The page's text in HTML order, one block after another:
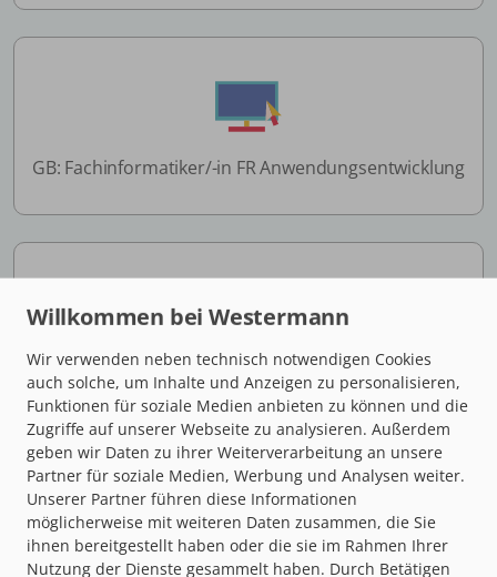
GB: Fachinformatiker/-in FR Anwendungsentwicklung
GB: Fachinformatiker/-in FR Systemintegration
Wir verwenden neben technisch notwendigen Cookies
auch solche, um Inhalte und Anzeigen zu personalisieren,
Funktionen für soziale Medien anbieten zu können und die
Zugriffe auf unserer Webseite zu analysieren. Außerdem
geben wir Daten zu ihrer Weiterverarbeitung an unsere
Partner für soziale Medien, Werbung und Analysen weiter.
Unserer Partner führen diese Informationen
möglicherweise mit weiteren Daten zusammen, die Sie
ihnen bereitgestellt haben oder die sie im Rahmen Ihrer
Nutzung der Dienste gesammelt haben. Durch Betätigen